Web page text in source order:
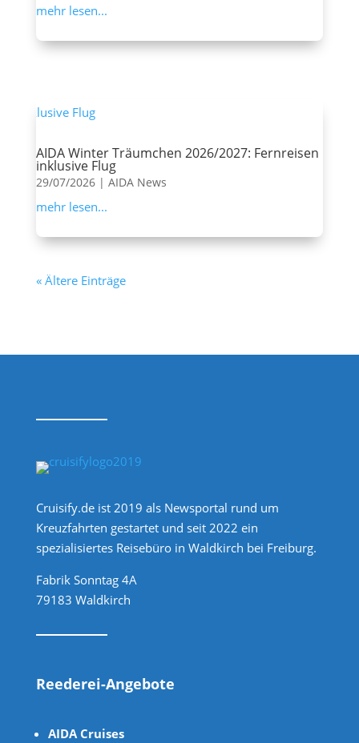
mehr lesen...
AIDA Winter Träumchen 2026/2027: Fernreisen
inklusive Flug
29/07/2026| AIDA News
mehr lesen...
« Ältere Einträge
Cruisify.de ist 2019 als Newsportal rund um
Kreuzfahrten gestartet und seit 2022 ein
spezialisiertes Reisebüro in Waldkirch bei Freiburg.
Fabrik Sonntag 4A
79183 Waldkirch
Reederei-Angebote
AIDA Cruises